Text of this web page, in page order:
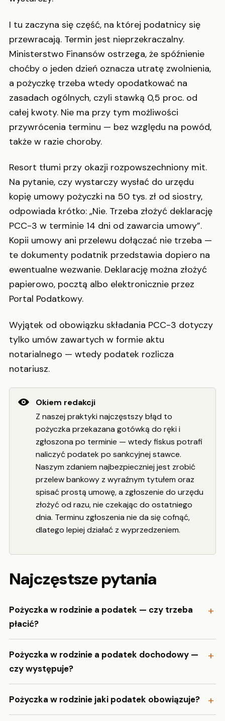
I tu zaczyna się część, na której podatnicy się
przewracają. Termin jest nieprzekraczalny.
Ministerstwo Finansów ostrzega, że spóźnienie
choćby o jeden dzień oznacza utratę zwolnienia,
a pożyczkę trzeba wtedy opodatkować na
zasadach ogólnych, czyli stawką 0,5 proc. od
całej kwoty. Nie ma przy tym możliwości
przywrócenia terminu — bez względu na powód,
także w razie choroby.
Resort tłumi przy okazji rozpowszechniony mit.
Na pytanie, czy wystarczy wysłać do urzędu
kopię umowy pożyczki na 50 tys. zł od siostry,
odpowiada krótko: „Nie. Trzeba złożyć deklarację
PCC-3 w terminie 14 dni od zawarcia umowy”.
Kopii umowy ani przelewu dołączać nie trzeba —
te dokumenty podatnik przedstawia dopiero na
ewentualne wezwanie. Deklarację można złożyć
papierowo, pocztą albo elektronicznie przez
Portal Podatkowy.
Wyjątek od obowiązku składania PCC-3 dotyczy
tylko umów zawartych w formie aktu
notarialnego — wtedy podatek rozlicza
notariusz.
Okiem redakcji
Z naszej praktyki najczęstszy błąd to
pożyczka przekazana gotówką do ręki i
zgłoszona po terminie — wtedy fiskus potrafi
naliczyć podatek po sankcyjnej stawce.
Naszym zdaniem najbezpieczniej jest zrobić
przelew bankowy z wyraźnym tytułem oraz
spisać prostą umowę, a zgłoszenie do urzędu
złożyć od razu, nie czekając do ostatniego
dnia. Terminu zgłoszenia nie da się cofnąć,
dlatego lepiej działać z wyprzedzeniem.
Najczęstsze pytania
Pożyczka w rodzinie a podatek — czy trzeba
płacić?
Pożyczka w rodzinie a podatek dochodowy —
czy występuje?
Pożyczka w rodzinie jaki podatek obowiązuje?